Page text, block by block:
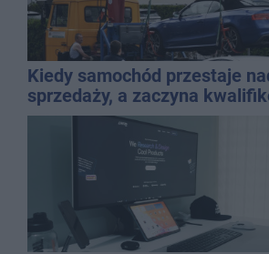
Kiedy samochód przestaje
sprzedaży, a zaczyna
kasacji?